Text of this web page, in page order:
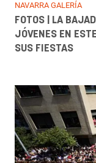
NAVARRA GALERÍA
FOTOS | LA
JÓVENES EN
SUS FIESTAS